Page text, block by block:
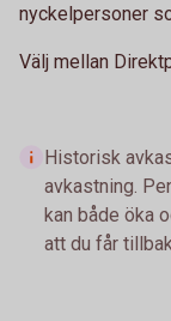
nyckelpersoner
Välj mellan
Historisk
avkastning.
kan både öka
att du får